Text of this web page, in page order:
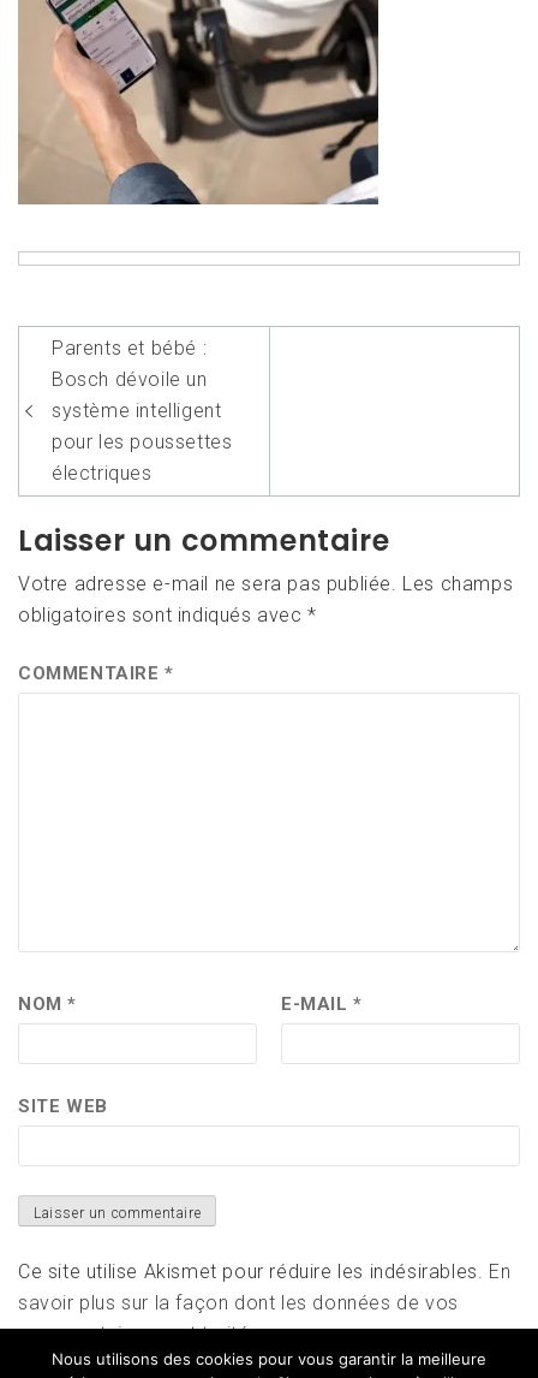
Navigation
de
l’article
Parents et bébé :
Bosch dévoile un
système intelligent
pour les poussettes
électriques
Laisser un commentaire
Votre adresse e-mail ne sera pas publiée. Les champs
obligatoires sont indiqués avec*
COMMENTAIRE*
NOM* E-MAIL*
SITE WEB
Ce site utilise Akismet pour réduire les indésirables. En
savoir plus sur la façon dont les données de vos
commentaires sont traitées.
Nous utilisons des cookies pour vous garantir la meilleure